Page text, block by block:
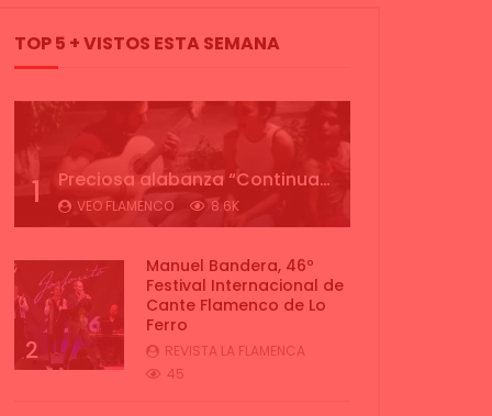
TOP 5 + VISTOS ESTA SEMANA
1 Preciosa alabanza “Continua” cantada por ALBA CORTES acompañada de IVAN a la guitarra | VEOFLAMENCO
VEO FLAMENCO 8.6K
2
Manuel Bandera, 46º
Festival Internacional de
Cante Flamenco de Lo
Ferro
REVISTA LA FLAMENCA
45